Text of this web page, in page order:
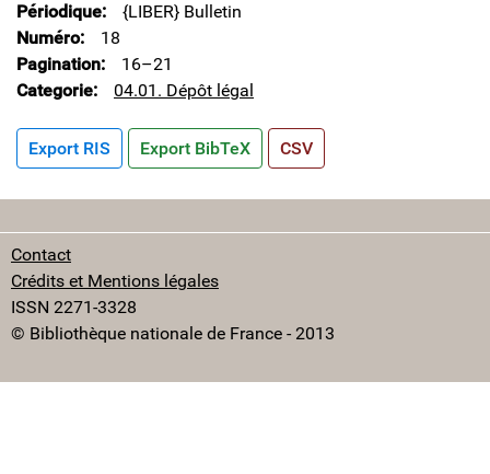
Périodique
{LIBER} Bulletin
Numéro
18
Pagination
16–21
Categorie
04.01. Dépôt légal
Export RIS Export BibTeX CSV
Contact
Crédits et Mentions légales
ISSN 2271-3328
© Bibliothèque nationale de France - 2013